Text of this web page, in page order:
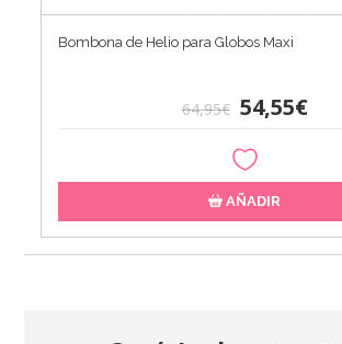
Bombona de Helio para Globos Maxi
64,95€ 54,55€
AÑADIR